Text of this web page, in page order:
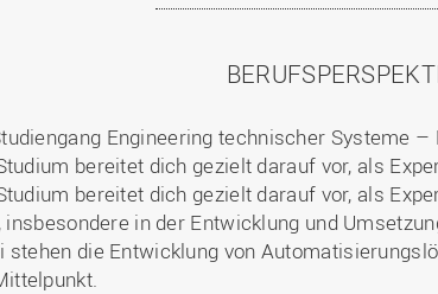
Engineering technischer Systeme
bereitet dich gezielt darauf vor, als
bereitet dich gezielt darauf vor, als
in der Entwicklung und
stehen die Entwicklung von